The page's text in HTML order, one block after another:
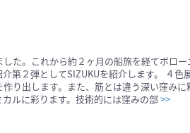
た。これから約２ヶ月の船旅を経てボロー
第２弾としてSIZUKUを紹介します。 ４色
り出します。また、筋とは違う深い窪みに
ルに彩ります。技術的には窪みの部>>